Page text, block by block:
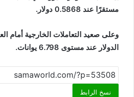
مستقرًا عند 0.5868 دولار.
وعلى صعيد التعاملات الخارجية أمام
الدولار عند مستوى 6.798 يوانات.
نسخ الرابط